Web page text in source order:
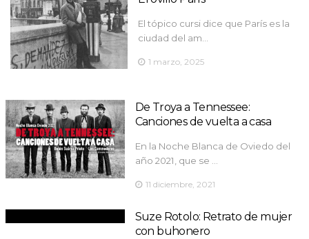
El tópico cursi dice que París es la
ciudad del am…
1 marzo, 2025
De Troya a Tennessee:
Canciones de vuelta a casa
En la Noche Blanca de Oviedo del
año 2021, que se …
11 diciembre, 2021
Suze Rotolo: Retrato de mujer
con buhonero